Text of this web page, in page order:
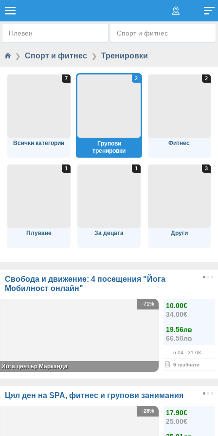
Плевен Спорт и фитнес
❯ Спорт и фитнес ❯ Тренировки
Всички категории
Групови
тренировки
Фитнес
Плуване За децата Други
Свобода и движение: 4 посещения "Йога
Мобилност онлайн"
10.00€
34.00€
19.56лв
66.50лв
6.04 - 31.08
5 грабнати
-71%
Йога център Марканда
Цял ден на SPA, фитнес и групови занимания
17.90€
25.00€
-28%